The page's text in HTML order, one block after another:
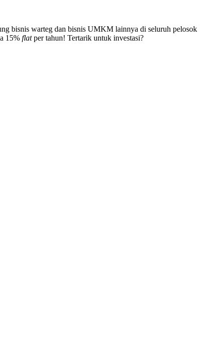
bisnis warteg dan bisnis UMKM lainnya di seluruh pelosok
15% flatper tahun! Tertarik untuk investasi?